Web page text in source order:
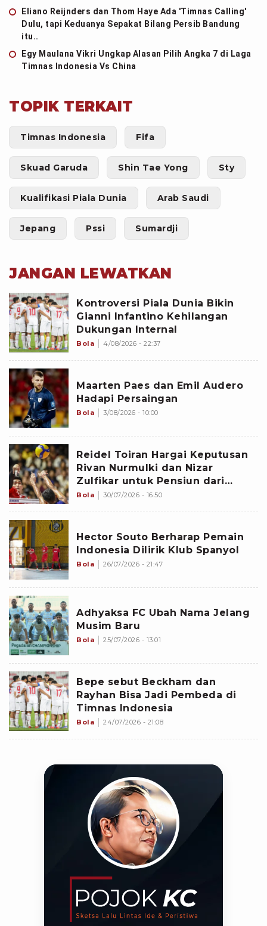
Eliano Reijnders dan Thom Haye Ada 'Timnas Calling'
Dulu, tapi Keduanya Sepakat Bilang Persib Bandung
itu..
Egy Maulana Vikri Ungkap Alasan Pilih Angka 7 di Laga
Timnas Indonesia Vs China
TOPIK TERKAIT
Timnas Indonesia Fifa
Skuad Garuda Shin Tae Yong Sty
Kualifikasi Piala Dunia Arab Saudi
Jepang Pssi Sumardji
JANGAN LEWATKAN
Kontroversi Piala Dunia Bikin
Gianni Infantino Kehilangan
Dukungan Internal
Bola 4/08/2026 - 22:37
Maarten Paes dan Emil Audero
Hadapi Persaingan
Bola 3/08/2026 - 10:00
Reidel Toiran Hargai Keputusan
Rivan Nurmulki dan Nizar
Zulfikar untuk Pensiun dari
Timnas Voli Indonesia
Bola 30/07/2026 - 16:50
Hector Souto Berharap Pemain
Indonesia Dilirik Klub Spanyol
Bola 26/07/2026 - 21:47
Adhyaksa FC Ubah Nama Jelang
Musim Baru
Bola 25/07/2026 - 13:01
Bepe sebut Beckham dan
Rayhan Bisa Jadi Pembeda di
Timnas Indonesia
Bola 24/07/2026 - 21:08